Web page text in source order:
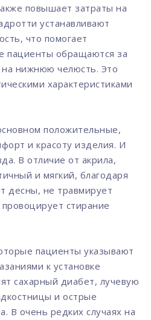
повышает затраты на
устанавливают
что помогает
пациенты обращаются за
на нижнюю челюсть. Это
характеристиками
положительные,
и красоту изделия. И
В отличие от акрила,
и мягкий, благодаря
десны, не травмирует
стирание
пациенты указывают
к установке
сахарный диабет, лучевую
и острые
В очень редких случаях на